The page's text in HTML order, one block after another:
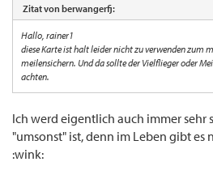
Zitat von berwangerfj:
Hallo, rainer1
diese Karte ist halt leider nicht zu verwenden zum
meilensichern. Und da sollte der Vielflieger oder
achten.
Ich werd eigentlich auch immer sehr
"umsonst" ist, denn im Leben gibt es
:wink: